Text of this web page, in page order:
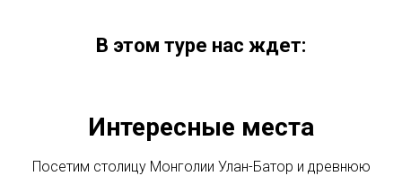
В этом туре нас ждет:
Интересные места
Посетим столицу Монголии Улан-Батор и древнюю